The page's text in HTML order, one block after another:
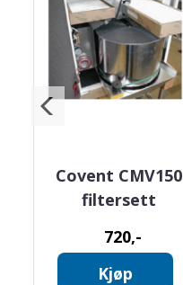
Covent CMV150
filtersett
720,-
Kjøp